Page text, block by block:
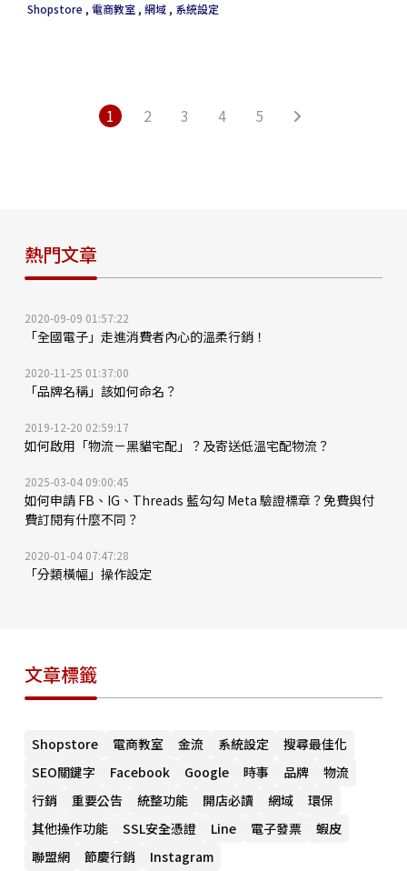
核。
Shopstore , 電商教室 , 網域 , 系統設定
1 2 3 4 5
熱門文章
2020-09-09 01:57:22
「全國電子」走進消費者內心的溫柔行銷！
2020-11-25 01:37:00
「品牌名稱」該如何命名？
2019-12-20 02:59:17
如何啟用「物流－黑貓宅配」？及寄送低溫宅配物流？
2025-03-04 09:00:45
如何申請 FB、IG、Threads 藍勾勾 Meta 驗證標章？免費與付
費訂閱有什麼不同？
2020-01-04 07:47:28
「分類橫幅」操作設定
文章標籤
Shopstore 電商教室 金流 系統設定
搜尋最佳化
SEO關鍵字
Facebook Google 時事 品牌
物流
行銷
重要公告 統整功能 開店必讀 網域
環保
其他操作功能
SSL安全憑證 Line 電子發票
蝦皮
聯盟網
節慶行銷 Instagram